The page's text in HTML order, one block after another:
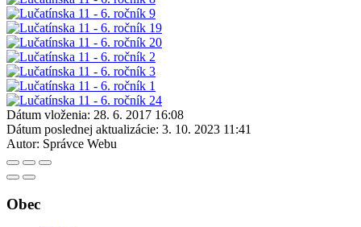
Dátum vloženia: 28. 6. 2017 16:08
Dátum poslednej aktualizácie: 3. 10. 2023 11:41
Autor: Správce Webu
Obec